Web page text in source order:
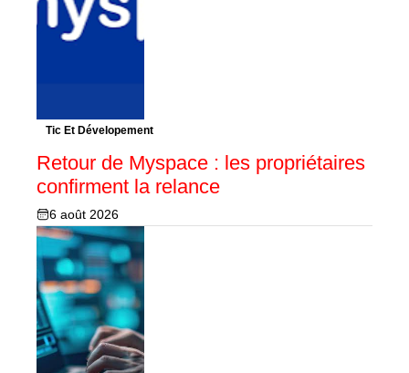
Tic Et Dévelopement
Retour de Myspace : les propriétaires
confirment la relance
6 août 2026